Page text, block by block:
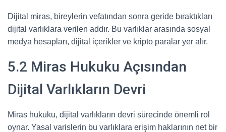
Dijital miras, bireylerin vefatından sonra geride bıraktıkları
dijital varlıklara verilen addır. Bu varlıklar arasında sosyal
medya hesapları, dijital içerikler ve kripto paralar yer alır.
5.2 Miras Hukuku Açısından
Dijital Varlıkların Devri
Miras hukuku, dijital varlıkların devri sürecinde önemli rol
oynar. Yasal varislerin bu varlıklara erişim haklarının net bir